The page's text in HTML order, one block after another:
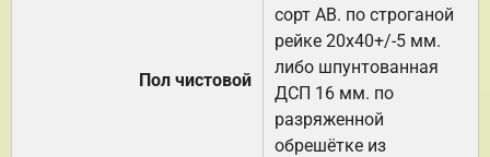
Пол чистовой
сорт АВ. по строганой
рейке 20х40+/-5 мм.
либо шпунтованная
ДСП 16 мм. по
разряженной
обрешётке из